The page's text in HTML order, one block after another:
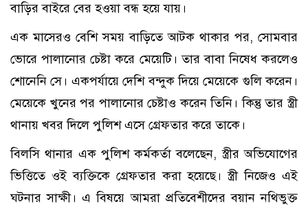
বাড়ির বাইরে বের হওয়া বন্ধ হয়ে যায়।
এক মাসেরও বেশি সময় বাড়িতে আটক থাকার পর, সোমবার
ভোরে পালানোর চেষ্টা করে মেয়েটি। তার বাবা নিষেধ করলেও
শোনেনি সে। একপর্যায়ে দেশি বন্দুক দিয়ে মেয়েকে গুলি করেন।
মেয়েকে খুনের পর পালানোর চেষ্টাও করেন তিনি। কিন্তু তার স্ত্রী
থানায় খবর দিলে পুলিশ এসে গ্রেফতার করে তাকে।
বিলসি থানার এক পুলিশ কর্মকর্তা বলেছেন, স্ত্রীর অভিযোগের
ভিত্তিতে ওই ব্যক্তিকে গ্রেফতার করা হয়েছে। স্ত্রী নিজেও এই
ঘটনার সাক্ষী। এ বিষয়ে আমরা প্রতিবেশীদের বয়ান নথিভুক্ত